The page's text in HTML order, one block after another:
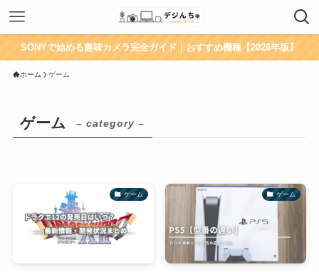
SONYで始める趣味カメラ完全ガイド｜おすすめ機種【2026年版】
ホーム ゲーム
ゲーム – category –
ゲーム ゲーム